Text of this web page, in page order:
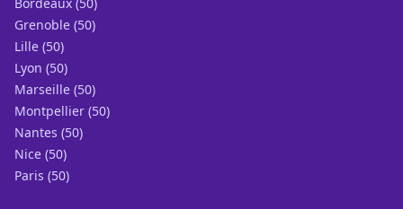
Grenoble (50)
Lille (50)
Lyon (50)
Marseille (50)
Montpellier (50)
Nantes (50)
Nice (50)
Paris (50)